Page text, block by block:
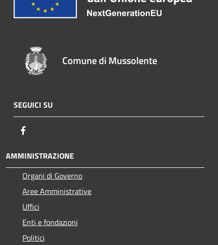
Comune di Mussolente
SEGUICI SU
AMMINISTRAZIONE
Organi di Governo
Aree Amministrative
Uffici
Enti e fondazioni
Politici